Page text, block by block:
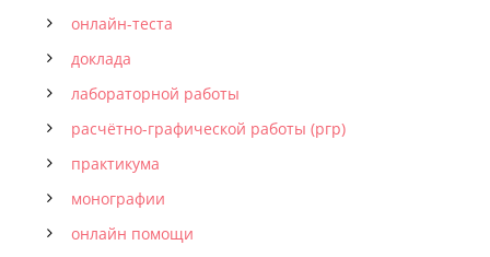
онлайн-теста
доклада
лабораторной работы
расчётно-графической работы (ргр)
практикума
монографии
онлайн помощи